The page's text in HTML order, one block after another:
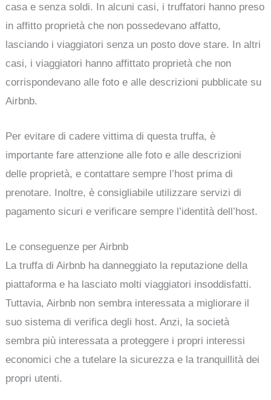
casa e senza soldi. In alcuni casi, i truffatori hanno preso
in affitto proprietà che non possedevano affatto,
lasciando i viaggiatori senza un posto dove stare. In altri
casi, i viaggiatori hanno affittato proprietà che non
corrispondevano alle foto e alle descrizioni pubblicate su
Airbnb.
Per evitare di cadere vittima di questa truffa, è
importante fare attenzione alle foto e alle descrizioni
delle proprietà, e contattare sempre l’host prima di
prenotare. Inoltre, è consigliabile utilizzare servizi di
pagamento sicuri e verificare sempre l’identità dell’host.
Le conseguenze per Airbnb
La truffa di Airbnb ha danneggiato la reputazione della
piattaforma e ha lasciato molti viaggiatori insoddisfatti.
Tuttavia, Airbnb non sembra interessata a migliorare il
suo sistema di verifica degli host. Anzi, la società
sembra più interessata a proteggere i propri interessi
economici che a tutelare la sicurezza e la tranquillità dei
propri utenti.